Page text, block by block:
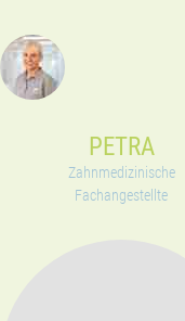
PETRA
Zahnmedizinische
Fachangestellte